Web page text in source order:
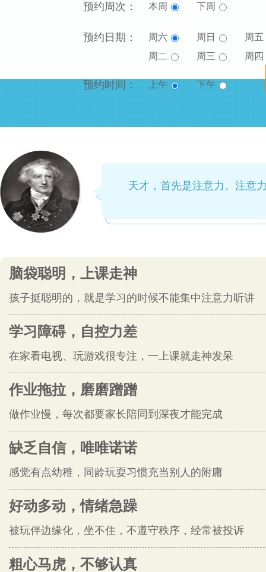
预约周次： 本周 下周
预约日期： 周六 周日
周五
周二
周三 周四
预约时间： 上午 下午
天才，首先是注意力。注意
脑袋聪明，上课走神
孩子挺聪明的，就是学习的时候不能集中注意力听讲
学习障碍，自控力差
在家看电视、玩游戏很专注，一上课就走神发呆
作业拖拉，磨磨蹭蹭
做作业慢，每次都要家长陪同到深夜才能完成
缺乏自信，唯唯诺诺
感觉有点幼稚，同龄玩耍习惯充当别人的附庸
好动多动，情绪急躁
被玩伴边缘化，坐不住，不遵守秩序，经常被投诉
粗心马虎，不够认真